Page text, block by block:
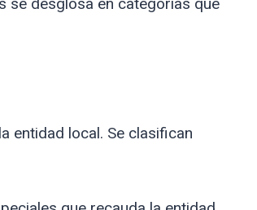
entidad local. Se clasifican